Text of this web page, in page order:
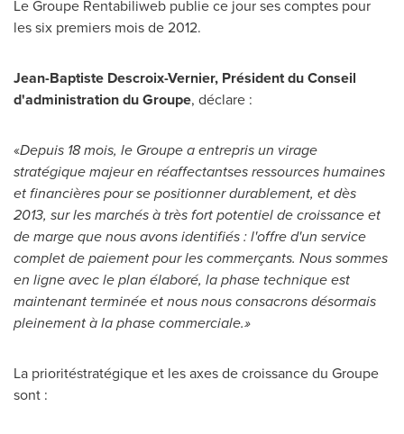
Le Groupe Rentabiliweb publie ce jour ses comptes pour
les six premiers mois de 2012.
Jean-Baptiste Descroix-Vernier, Président du Conseil
d'administration du Groupe, déclare :
«Depuis 18 mois, le Groupe a entrepris un virage
stratégique majeur en réaffectantses ressources humaines
et financières pour se positionner durablement, et dès
2013, sur les marchés à très fort potentiel de croissance et
de marge que nous avons identifiés: l'offre d'un service
complet de paiement pour les commerçants. Nous sommes
en ligne avec le plan élaboré, la phase technique est
maintenant terminée et nous nous consacrons désormais
pleinement à la phase commerciale.»
La prioritéstratégique et les axes de croissance du Groupe
sont :